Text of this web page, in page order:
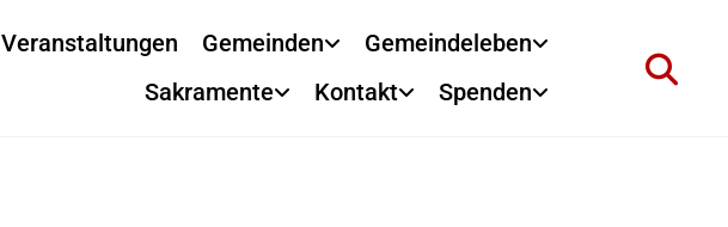
Veranstaltungen Gemeinden
Gemeindeleben
Sakramente
Kontakt Spenden